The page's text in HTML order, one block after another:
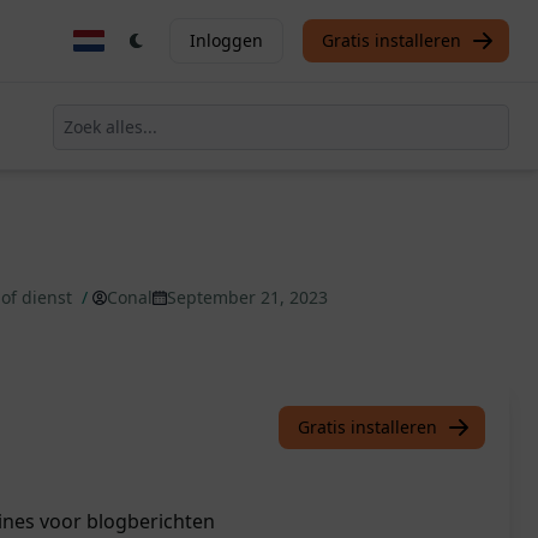
Inloggen Gratis installeren
dienst / Conal September 21, 2023
Gratis installeren
voor blogberichten